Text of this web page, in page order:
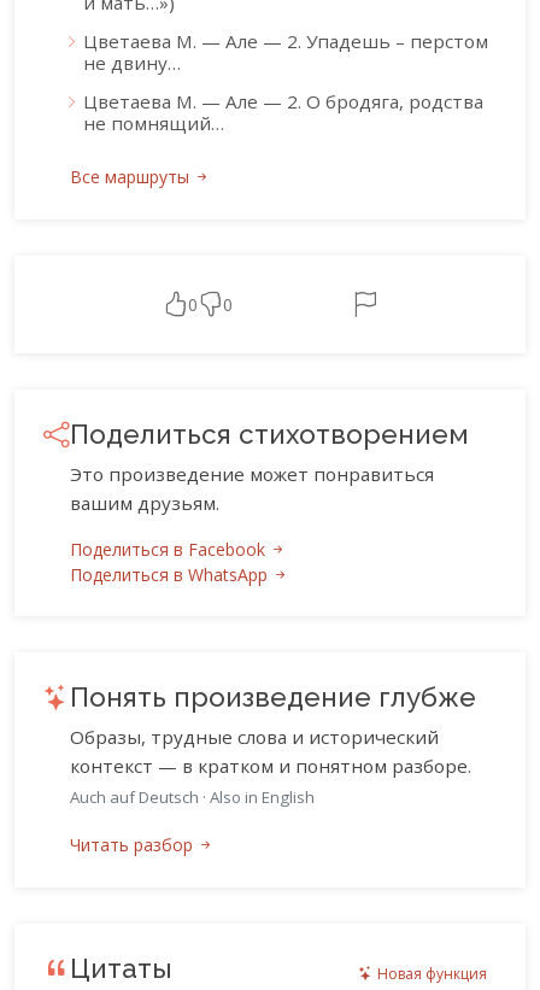
Цветаева М. — Але — 2. Упадешь – перстом
не двину…
Цветаева М. — Але — 2. О бродяга, родства
не помнящий…
Все маршруты
0 0
Поделиться стихотворением
Это произведение может понравиться
вашим друзьям.
Поделиться в Facebook
Поделиться в WhatsApp
Понять произведение глубже
Образы, трудные слова и исторический
контекст — в кратком и понятном разборе.
Auch auf Deutsch · Also in English
Читать разбор
Цитаты Новая функция